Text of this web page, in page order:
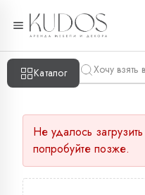
Каталог
Не удалось
попробуйте позже.